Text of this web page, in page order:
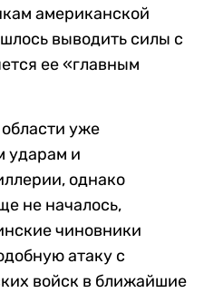
американской
выводить силы с
ее «главным
уже
ударам и
однако
не началось,
чиновники
атаку с
войск в ближайшие